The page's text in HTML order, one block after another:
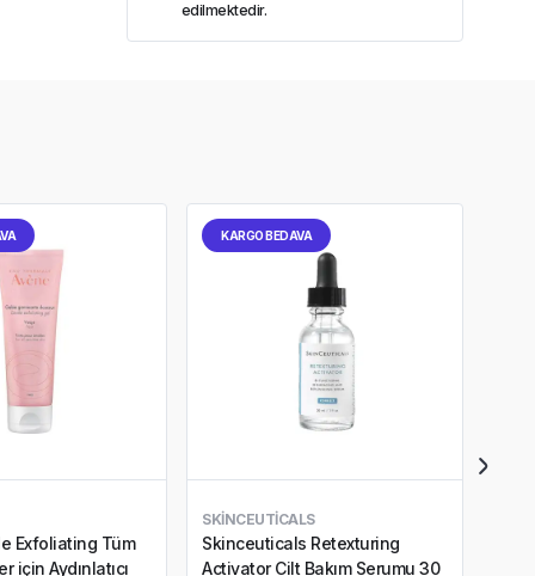
edilmektedir.
Exfoliating Tüm
için Aydınlatıcı
KARGO BEDAVA
SKINCEUTICALS
Skinceuticals Retexturing
Activator Cilt Bakım Serumu 30